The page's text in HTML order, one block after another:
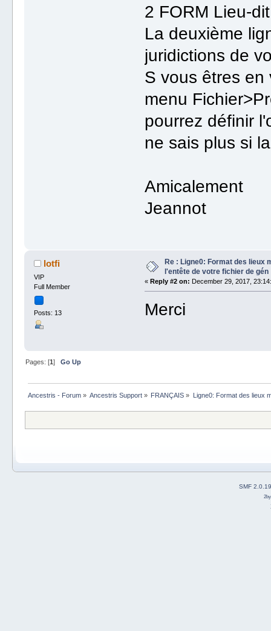
2 FORM Lieu-
La deuxième
juridictions de
S vous êtres en
menu
pourrez définir
ne sais plus si
Amicalement
Jeannot
lotfi
VIP
Full Member
Posts: 13
Re : Ligne0: Format des lieux
l'entête de votre fichier de gén
« Reply #2 on: December 29, 2017,
Merci
Pages: [1 ] Go Up
Ancestris - Forum» Ancestris Support » FRANÇAIS » Ligne0: Format des lieux
SMF 2.0.19